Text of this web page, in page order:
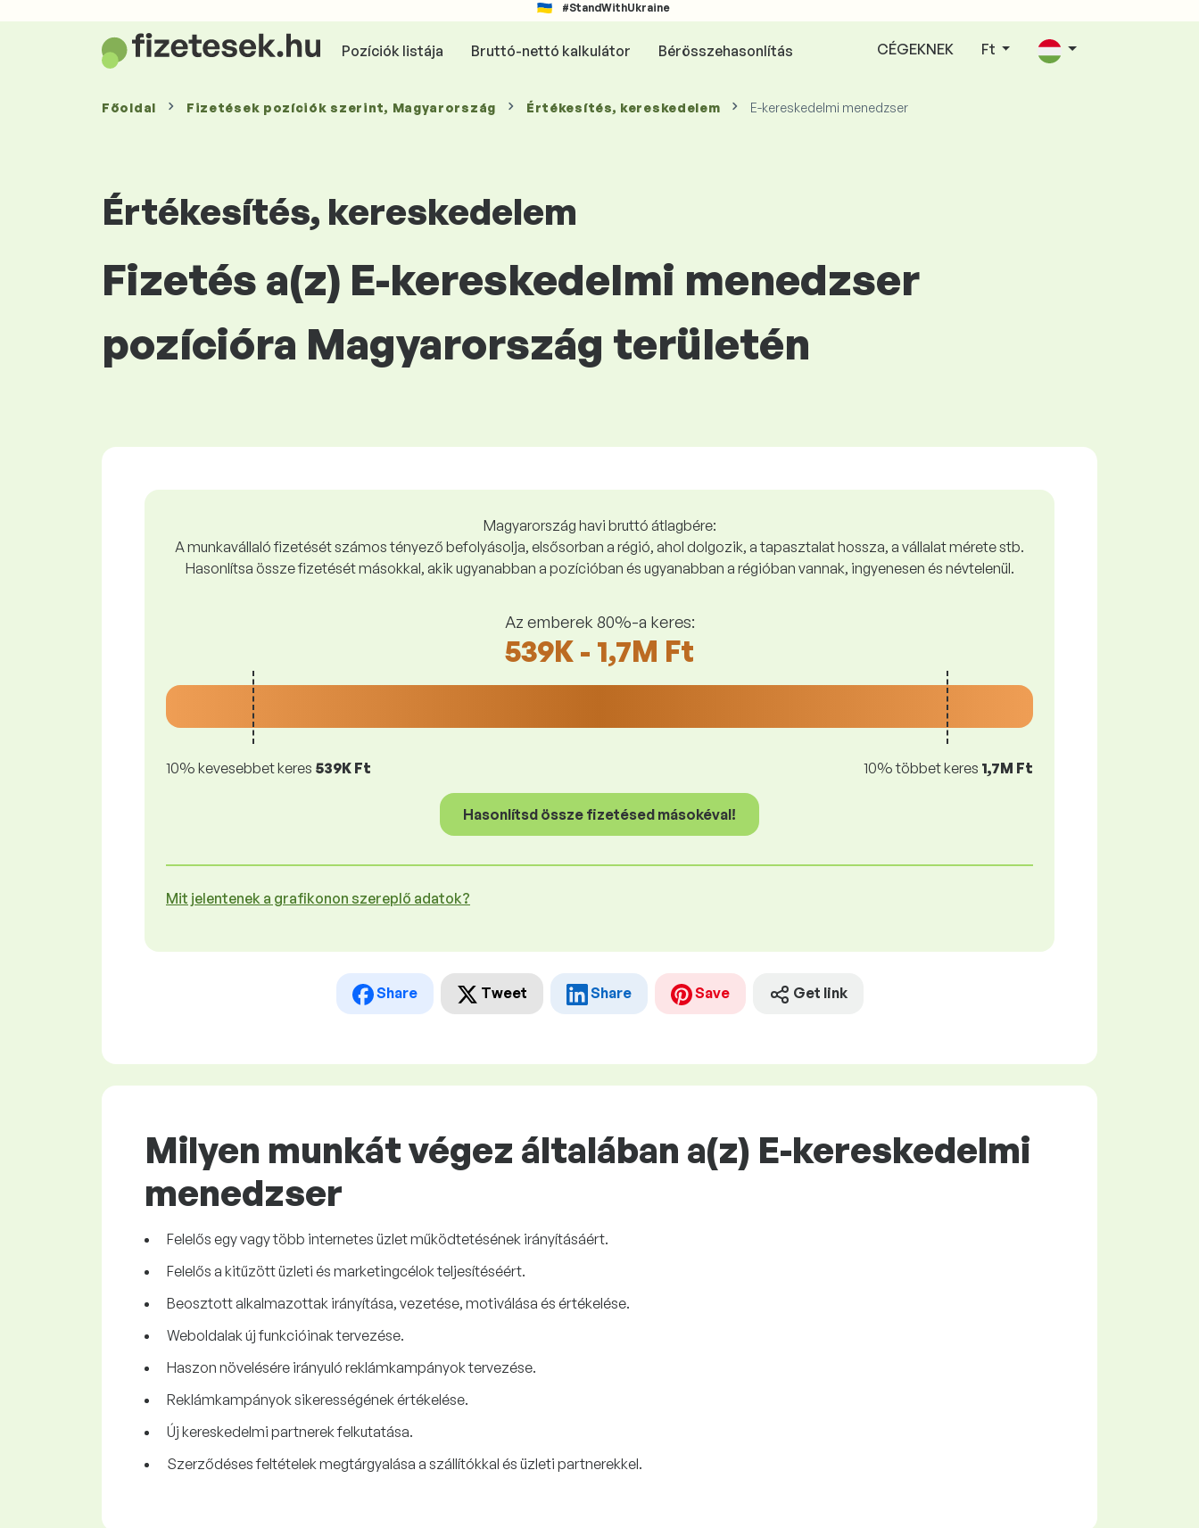
#StandWithUkraine
Pozíciók listája Bruttó-nettó kalkulátor Bérösszehasonlítás CÉGEKNEK Ft
Főoldal Fizetések pozíciók szerint, Magyarország Értékesítés, kereskedelem E-kereskedelmi menedzser
Értékesítés, kereskedelem
Fizetés a(z) E-kereskedelmi menedzser
pozícióra Magyarország területén
Magyarország havi bruttó átlagbére:
A munkavállaló fizetését számos tényező befolyásolja, elsősorban a régió, ahol dolgozik, a tapasztalat hossza, a vállalat mérete stb.
Hasonlítsa össze fizetését másokkal, akik ugyanabban a pozícióban és ugyanabban a régióban vannak, ingyenesen és névtelenül.
Az emberek 80%-a keres:
539K - 1,7M Ft
10% kevesebbet keres 539K Ft 10% többet keres 1,7M Ft
Hasonlítsd össze fizetésed másokéval!
Mit jelentenek a grafikonon szereplő adatok?
Share Tweet Share Save Get link
Milyen munkát végez általában a(z) E-kereskedelmi
menedzser
Felelős egy vagy több internetes üzlet működtetésének irányításáért.
Felelős a kitűzött üzleti és marketingcélok teljesítéséért.
Beosztott alkalmazottak irányítása, vezetése, motiválása és értékelése.
Weboldalak új funkcióinak tervezése.
Haszon növelésére irányuló reklámkampányok tervezése.
Reklámkampányok sikerességének értékelése.
Új kereskedelmi partnerek felkutatása.
Szerződéses feltételek megtárgyalása a szállítókkal és üzleti partnerekkel.